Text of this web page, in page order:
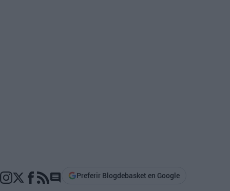
Go to comments section
Preferir Blogdebasket en Google